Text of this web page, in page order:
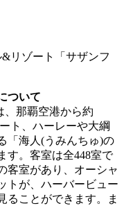
ついて
、那覇空港から約
ト、ハーレーや⼤綱
「海⼈(うみんちゅ)の
す。客室は全448室で
客室があり、オーシャ
トが、ハーバービュー
ることができます。ま